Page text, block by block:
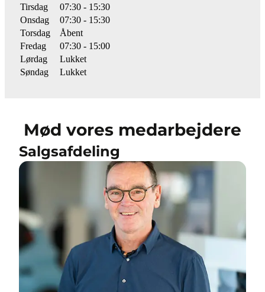
Tirsdag
07:30 - 15:30
Onsdag
07:30 - 15:30
Torsdag
Åbent
Fredag
07:30 - 15:00
Lørdag
Lukket
Søndag
Lukket
Mød vores medarbejdere
Salgsafdeling